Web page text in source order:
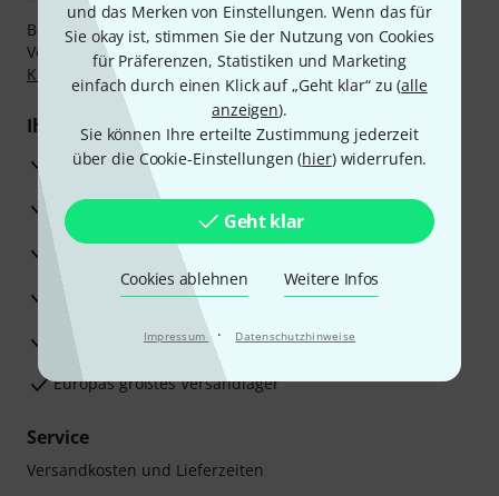
und das Merken von Einstellungen. Wenn das für
Sie okay ist, stimmen Sie der Nutzung von Cookies
für Präferenzen, Statistiken und Marketing
einfach durch einen Klick auf „Geht klar“ zu (alle
anzeigen).
Sie können Ihre erteilte Zustimmung jederzeit
über die Cookie-Einstellungen (hier) widerrufen.
Geht klar
Cookies ablehnen Weitere Infos
Impressum · Datenschutzhinweise
Bezahlen Sie vertraulich und sicher per Nachnahme,
Vorkasse, PayPal, Amazon Pay, Klarna Sofort bezahlen
Klarna Ratenzahlungoder Kreditkarte.
Ihre Vorteile
3 Jahre Thomann Garantie
30 Tage Money-Back-Garantie
Reparaturservice
Beratung durch Fachexperten
Zufriedenheitsgarantie
Europas größtes Versandlager
Service
Versandkosten und Lieferzeiten